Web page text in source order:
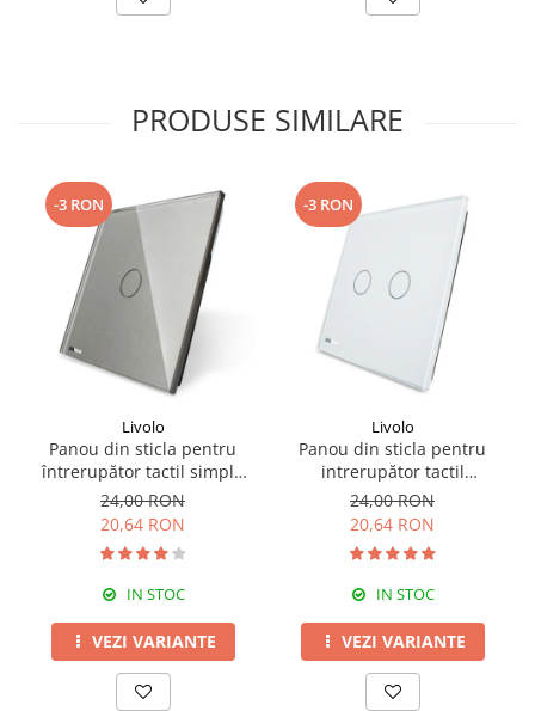
PRODUSE SIMILARE
-3 RON
Livolo
Panou din sticla pentru
întrerupător tactil simplu
Livolo
24,00 RON
20,64 RON
IN STOC
VEZI VARIANTE
-3 RON
Livolo
Panou din sticla pentru
intrerupător tactil
dublu,Livolo
24,00 RON
20,64 RON
IN STOC
VEZI VARIANTE